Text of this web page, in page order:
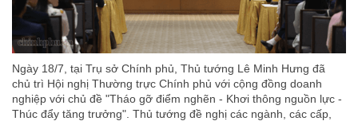
Ngày 18/7, tại Trụ sở Chính phủ, Thủ tướng Lê Minh Hưng đã
chủ trì Hội nghị Thường trực Chính phủ với cộng đồng doanh
nghiệp với chủ đề "Tháo gỡ điểm nghẽn - Khơi thông nguồn lực -
Thúc đẩy tăng trưởng". Thủ tướng đề nghị các ngành, các cấp,